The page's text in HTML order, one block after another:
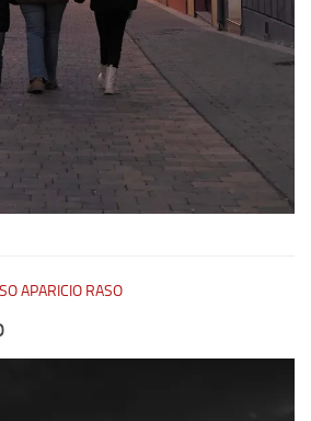
APARICIO RASO